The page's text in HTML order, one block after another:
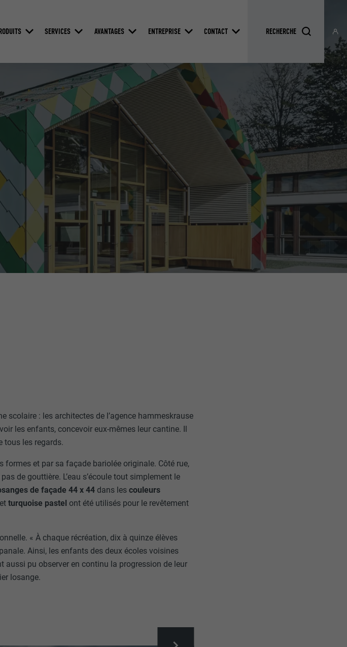
SERVICES AVANTAGES ENTREPRISE CONTACT
scolaire : les architectes de l’agence hammeskrause
les enfants, concevoir eux-mêmes leur cantine. Il
tous les regards.
et par sa façade bariolée originale. Côté rue,
de gouttière. L’eau s’écoule tout simplement le
de façade 44 x 44 dans lescouleurs
etturquoise pastel ont été utilisés pour le revêtement
« À chaque récréation, dix à quinze élèves
Ainsi, les enfants des deux écoles voisines
aussi pu observer en continu la progression de leur
losange.